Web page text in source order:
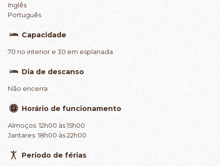
Inglês
Português
Capacidade
70 no interior e 30 em esplanada
Dia de descanso
Não encerra
Horário de funcionamento
Almoços: 12h00 às 15h00
Jantares: 18h00 às 22h00
Período de férias